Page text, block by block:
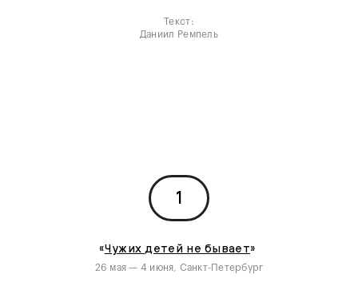
Текст:
Даниил Ремпель
1
«Чужих детей не бывает»
26 мая — 4 июня, Санкт-Петербург